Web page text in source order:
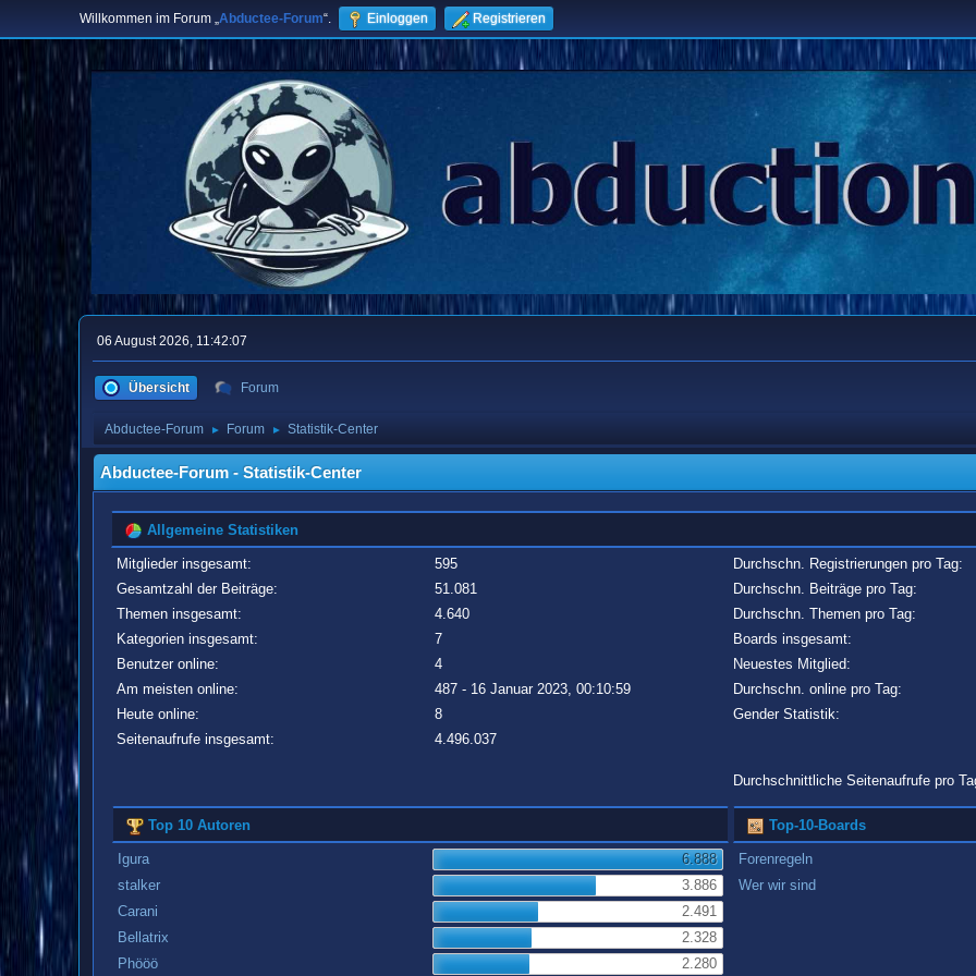
Willkommen im Forum „Abductee-Forum“. Einloggen Registrieren
06 August 2026, 11:42:07
Übersicht Forum
Abductee-Forum ► Forum ► Statistik-Center
Abductee-Forum - Statistik-Center
Allgemeine Statistiken
Mitglieder insgesamt:
595
Gesamtzahl der Beiträge:
51.081
Themen insgesamt:
4.640
Kategorien insgesamt:
7
Benutzer online:
4
Am meisten online:
487 - 16 Januar 2023, 00:10:59
Heute online:
8
Seitenaufrufe insgesamt:
4.496.037
Durchschn. Registrierungen pro Tag:
Durchschn. Beiträge pro Tag:
Durchschn. Themen pro Tag:
Boards insgesamt:
Neuestes Mitglied:
Durchschn. online pro Tag:
Gender Statistik:
Durchschnittliche Seitenaufrufe pro
Top 10 Autoren
Igura
6.888
stalker
3.886
Carani
2.491
Bellatrix
2.328
Phööö
2.280
Top-10-Boards
Forenregeln
Wer wir sind